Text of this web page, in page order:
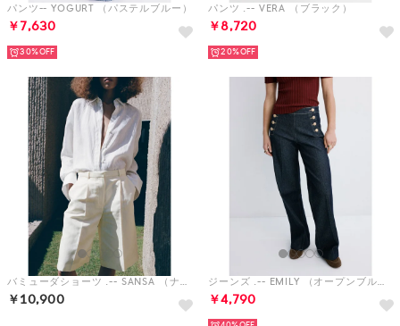
パンツ-- YOGURT （パステルブルー）
￥7,630
30%
パンツ .-- VERA （ブラック）
￥8,720
20%
バミューダショーツ .-- SANSA （ナチュラルホワイト）
￥10,900
ジーンズ .-- EMILY （オープンブルー）
￥4,790